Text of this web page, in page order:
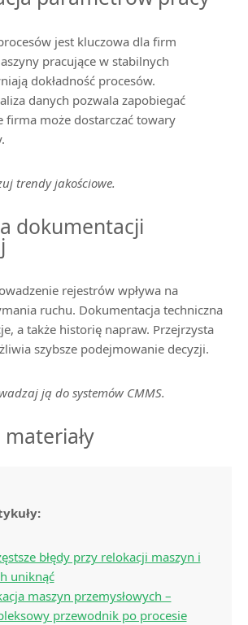
jest kluczowa dla firm
pracujące w stabilnych
dokładność procesów.
danych pozwala zapobiegać
firma może dostarczać towary
trendy jakościowe.
dokumentacji
rejestrów wpływa na
ruchu. Dokumentacja techniczna
a także historię napraw. Przejrzysta
szybsze podejmowanie decyzji.
ją do systemów CMMS.
błędy przy relokacji maszyn i
uniknąć
maszyn przemysłowych –
przewodnik po procesie